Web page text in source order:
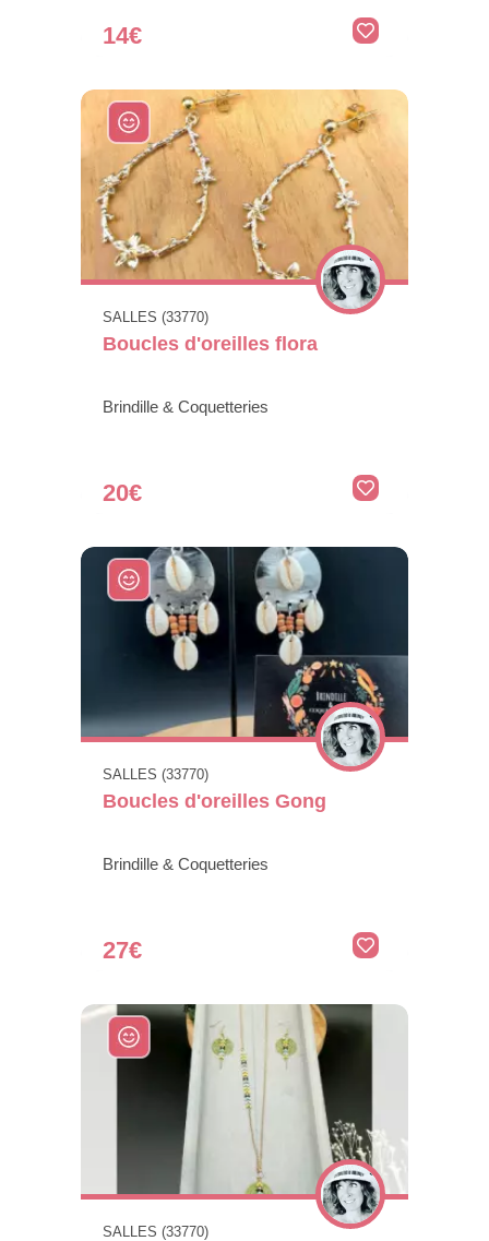
14€
SALLES (33770)
Boucles d'oreilles flora
Brindille & Coquetteries
20€
SALLES (33770)
Boucles d'oreilles Gong
Brindille & Coquetteries
27€
SALLES (33770)